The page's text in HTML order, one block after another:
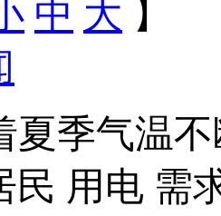
中 大 】
季气温不
民 用电 需